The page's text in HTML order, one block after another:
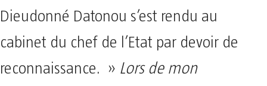
Dieudonné Datonou s’est rendu au
cabinet du chef de l’Etat par devoir de
reconnaissance. » Lors de mon